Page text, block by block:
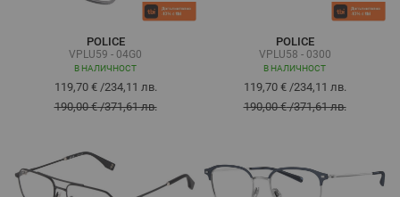
POLICE
VPLU59 - 04G0
В НАЛИЧНОСТ
119,70 €/234,11 лв.
190,00 €/371,61 лв.
POLICE
VPLU58 - 0300
В НАЛИЧНОСТ
119,70 €/234,11 лв.
190,00 €/371,61 лв.